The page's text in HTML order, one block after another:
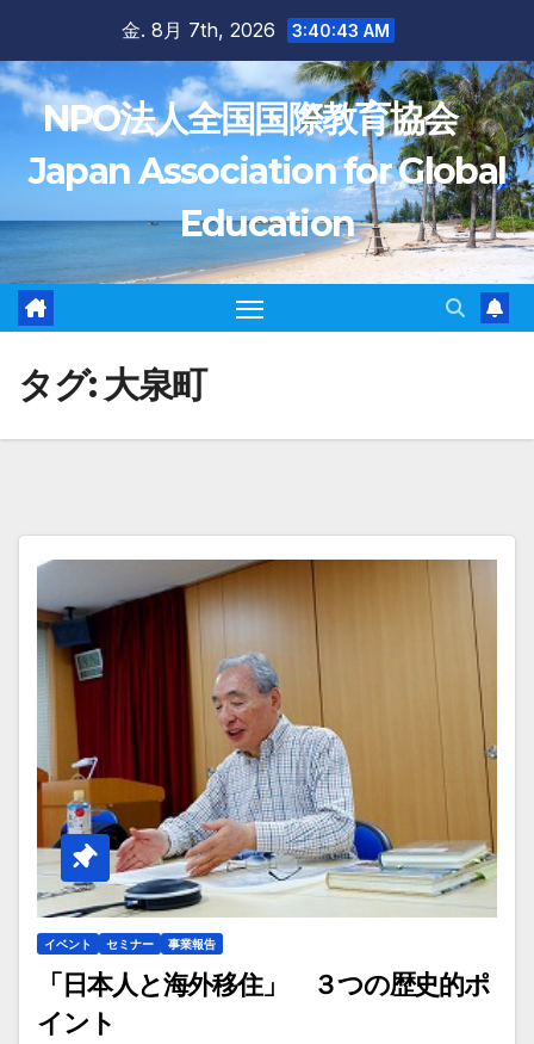
content
金. 8月 7th, 2026 3:40:44 AM
NPO法人全国国際教育協会
Japan Association for Global
Education
タグ: 大泉町
イベント セミナー 事業報告
「日本人と海外移住」 ３つの歴史的ポ
イント